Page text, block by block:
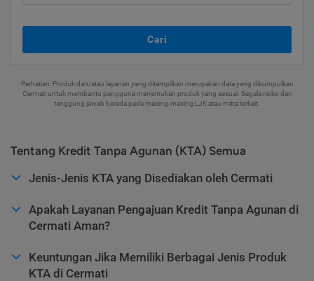
Cari
Perhatian: Produk dan/atau layanan yang ditampilkan merupakan data yang dikumpulkan
Cermati untuk membantu pengguna menemukan produk yang sesuai. Segala risiko dan
tanggung jawab berada pada masing-masing LJK atau mitra terkait.
Tentang Kredit Tanpa Agunan (KTA) Semua
Jenis-Jenis KTA yang Disediakan oleh Cermati
Apakah Layanan Pengajuan Kredit Tanpa Agunan di
Cermati Aman?
Keuntungan Jika Memiliki Berbagai Jenis Produk
KTA di Cermati